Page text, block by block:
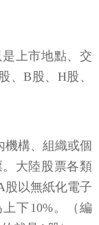
上市地點、交
、B股、H股、
機構、組織或個
大陸股票各類
股以無紙化電子
下10%。（編